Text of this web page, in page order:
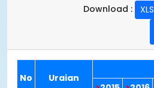
Download : XLS
No Uraian